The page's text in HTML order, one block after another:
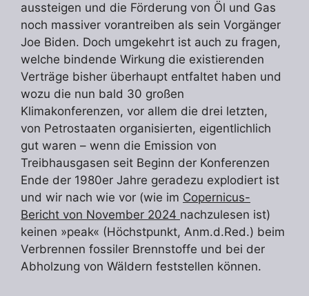
aussteigen und die Förderung von Öl und Gas
noch massiver vorantreiben als sein Vorgänger
Joe Biden. Doch umgekehrt ist auch zu fragen,
welche bindende Wirkung die existierenden
Verträge bisher überhaupt entfaltet haben und
wozu die nun bald 30 großen
Klimakonferenzen, vor allem die drei letzten,
von Petrostaaten organisierten, eigentlichlich
gut waren – wenn die Emission von
Treibhausgasen seit Beginn der Konferenzen
Ende der 1980er Jahre geradezu explodiert ist
und wir nach wie vor (wie im Copernicus-
Bericht von November 2024 nachzulesen ist)
keinen »peak« (Höchstpunkt, Anm.d.Red.) beim
Verbrennen fossiler Brennstoffe und bei der
Abholzung von Wäldern feststellen können.